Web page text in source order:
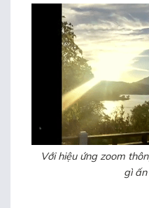
Với hiệu ứng zoom
gì